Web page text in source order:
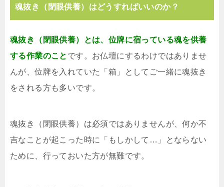
魂抜き（閉眼供養）はどうすればいいのか？
魂抜き（閉眼供養）とは、位牌に宿っている魂を供養
する作業のこと です。お仏壇にするわけではありませ
んが、位牌を入れていた「箱」としてご一緒に魂抜き
をされる方も多いです。
魂抜き（閉眼供養）は必須ではありませんが、何か不
吉なことが起こった時に「もしかして…」とならない
ために、行っておいた方が無難です。